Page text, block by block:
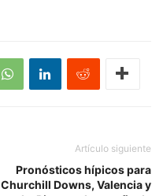
Artículo siguiente
Pronósticos hípicos para
Churchill Downs, Valencia y